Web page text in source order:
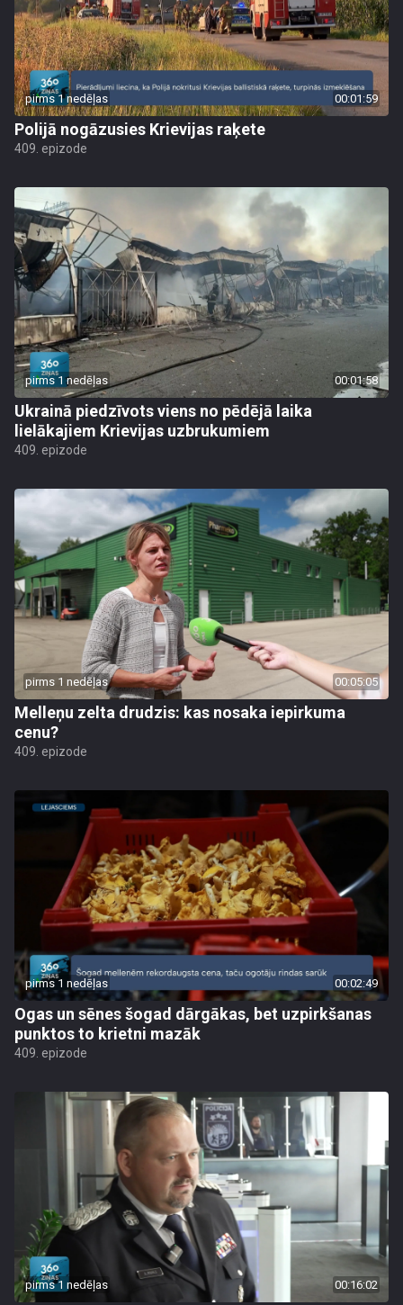
pirms 1 nedēļas 00:01:59
Polijā nogāzusies Krievijas raķete
409. epizode
pirms 1 nedēļas 00:01:58
Ukrainā piedzīvots viens no pēdējā laika
lielākajiem Krievijas uzbrukumiem
409. epizode
pirms 1 nedēļas 00:05:05
Melleņu zelta drudzis: kas nosaka iepirkuma
cenu?
409. epizode
pirms 1 nedēļas 00:02:49
Ogas un sēnes šogad dārgākas, bet uzpirkšanas
punktos to krietni mazāk
409. epizode
pirms 1 nedēļas 00:16:02